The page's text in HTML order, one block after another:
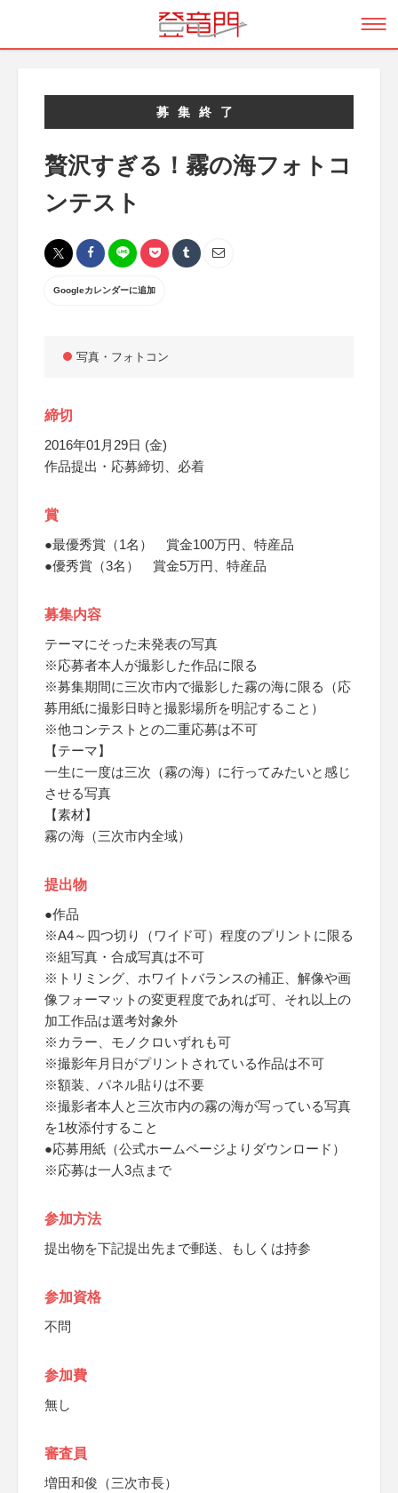
募集終了
贅沢すぎる！霧の海フォトコ
ンテスト
Googleカレンダーに追加
写真・フォトコン
締切
2016年01月29日 (金)
作品提出・応募締切、必着
賞
●最優秀賞（1名） 賞金100万円、特産品
●優秀賞（3名） 賞金5万円、特産品
募集内容
テーマにそった未発表の写真
※応募者本人が撮影した作品に限る
※募集期間に三次市内で撮影した霧の海に限る（応
募用紙に撮影日時と撮影場所を明記すること）
※他コンテストとの二重応募は不可
【テーマ】
一生に一度は三次（霧の海）に行ってみたいと感じ
させる写真
【素材】
霧の海（三次市内全域）
提出物
●作品
※A4～四つ切り（ワイド可）程度のプリントに限る
※組写真・合成写真は不可
※トリミング、ホワイトバランスの補正、解像や画
像フォーマットの変更程度であれば可、それ以上の
加工作品は選考対象外
※カラー、モノクロいずれも可
※撮影年月日がプリントされている作品は不可
※額装、パネル貼りは不要
※撮影者本人と三次市内の霧の海が写っている写真
を1枚添付すること
●応募用紙（公式ホームページよりダウンロード）
※応募は一人3点まで
参加方法
提出物を下記提出先まで郵送、もしくは持参
参加資格
不問
参加費
無し
審査員
増田和俊（三次市長）